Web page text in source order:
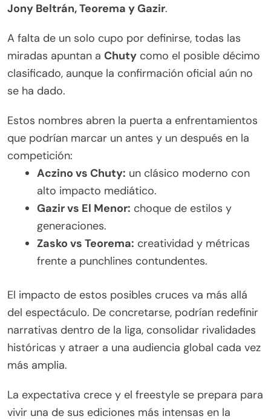
Jony Beltrán, Teorema y Gazir.
A falta de un solo cupo por definirse, todas las
miradas apuntan a Chuty como el posible décimo
clasificado, aunque la confirmación oficial aún no
se ha dado.
Estos nombres abren la puerta a enfrentamientos
que podrían marcar un antes y un después en la
competición:
Aczino vs Chuty: un clásico moderno con
alto impacto mediático.
Gazir vs El Menor: choque de estilos y
generaciones.
Zasko vs Teorema: creatividad y métricas
frente a punchlines contundentes.
El impacto de estos posibles cruces va más allá
del espectáculo. De concretarse, podrían redefinir
narrativas dentro de la liga, consolidar rivalidades
históricas y atraer a una audiencia global cada vez
más amplia.
La expectativa crece y el freestyle se prepara para
vivir una de sus ediciones más intensas en la